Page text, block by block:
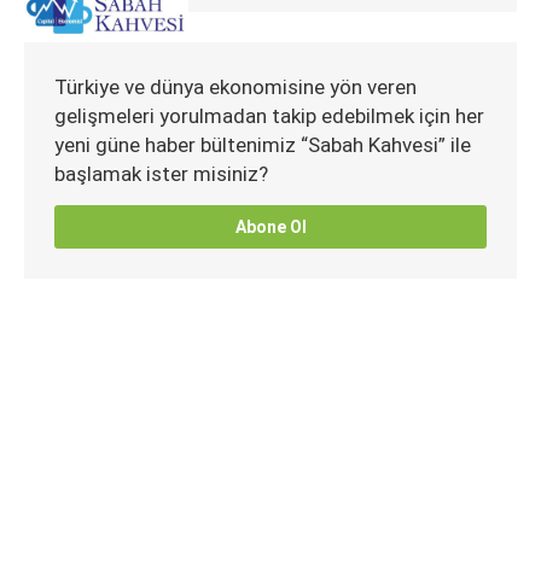
Türkiye ve dünya ekonomisine yön veren
gelişmeleri yorulmadan takip edebilmek için her
yeni güne haber bültenimiz “Sabah Kahvesi” ile
başlamak ister misiniz?
Abone Ol